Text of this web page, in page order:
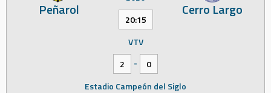
Peñarol Cerro Largo
20:15
VTV
2
-
0
Estadio Campeón del Siglo